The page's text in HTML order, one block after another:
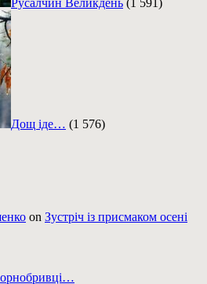
Дощ іде… (1 576)
on Зустріч із присмаком осені